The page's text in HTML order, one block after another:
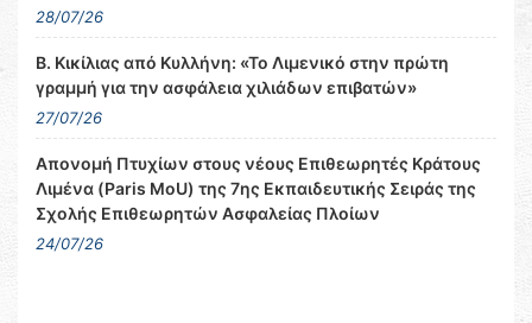
28/07/26
Β. Κικίλιας από Κυλλήνη: «Το Λιμενικό στην πρώτη
γραμμή για την ασφάλεια χιλιάδων επιβατών»
27/07/26
Απονομή Πτυχίων στους νέους Επιθεωρητές Κράτους
Λιμένα (Paris MoU) της 7ης Εκπαιδευτικής Σειράς της
Σχολής Επιθεωρητών Ασφαλείας Πλοίων
24/07/26